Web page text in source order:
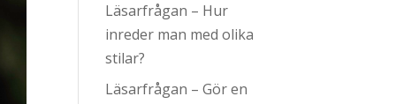
Läsarfrågan – Hur
inreder man med olika
stilar?
Läsarfrågan – Gör en